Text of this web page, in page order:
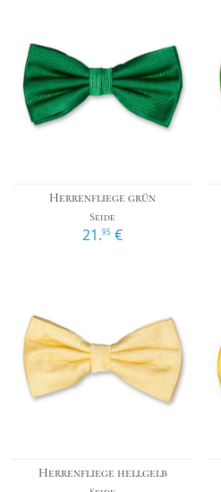
Herrenfliege grün
Seide
21.95 €
Herrenfliege hellgelb